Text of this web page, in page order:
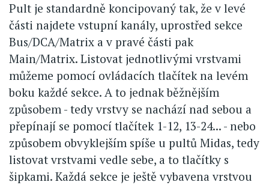
Pult je standardně koncipovaný tak, že v levé
části najdete vstupní kanály, uprostřed sekce
Bus/DCA/Matrix a v pravé části pak
Main/Matrix. Listovat jednotlivými vrstvami
můžeme pomocí ovládacích tlačítek na levém
boku každé sekce. A to jednak běžnějším
způsobem - tedy vrstvy se nachází nad sebou a
přepínají se pomocí tlačítek 1-12, 13-24... - nebo
způsobem obvyklejším spíše u pultů Midas, tedy
listovat vrstvami vedle sebe, a to tlačítky s
šipkami. Každá sekce je ještě vybavena vrstvou